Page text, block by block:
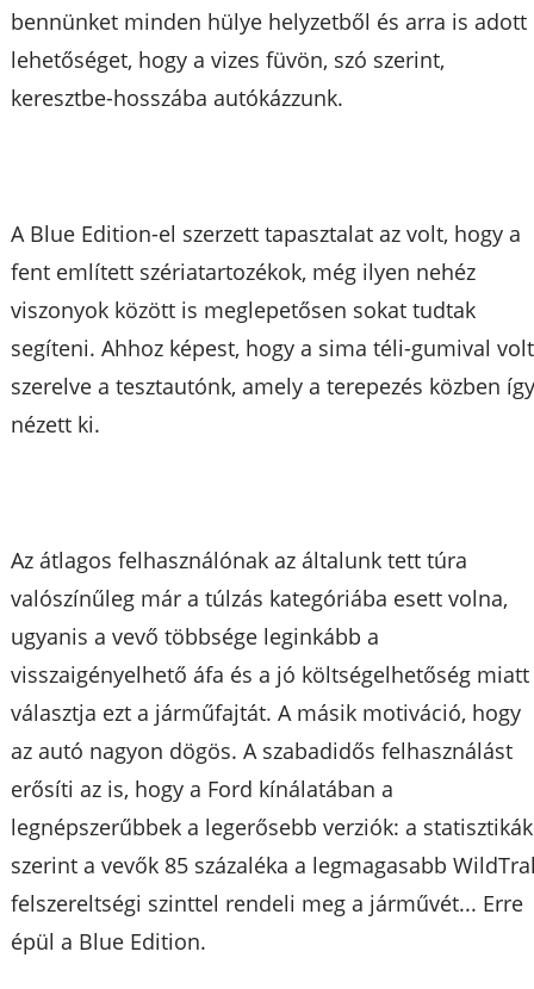
bennünket minden hülye helyzetből és arra is adott
lehetőséget, hogy a vizes füvön, szó szerint,
keresztbe-hosszába autókázzunk.
A Blue Edition-el szerzett tapasztalat az volt, hogy a
fent említett szériatartozékok, még ilyen nehéz
viszonyok között is meglepetősen sokat tudtak
segíteni. Ahhoz képest, hogy a sima téli-gumival volt
szerelve a tesztautónk, amely a terepezés közben
nézett ki.
Az átlagos felhasználónak az általunk tett túra
valószínűleg már a túlzás kategóriába esett volna,
ugyanis a vevő többsége leginkább a
visszaigényelhető áfa és a jó költségelhetőség miatt
választja ezt a járműfajtát. A másik motiváció, hogy
az autó nagyon dögös. A szabadidős felhasználást
erősíti az is, hogy a Ford kínálatában a
legnépszerűbbek a legerősebb verziók: a statisztikák
szerint a vevők 85 százaléka a legmagasabb
felszereltségi szinttel rendeli meg a járművét... Erre
épül a Blue Edition.